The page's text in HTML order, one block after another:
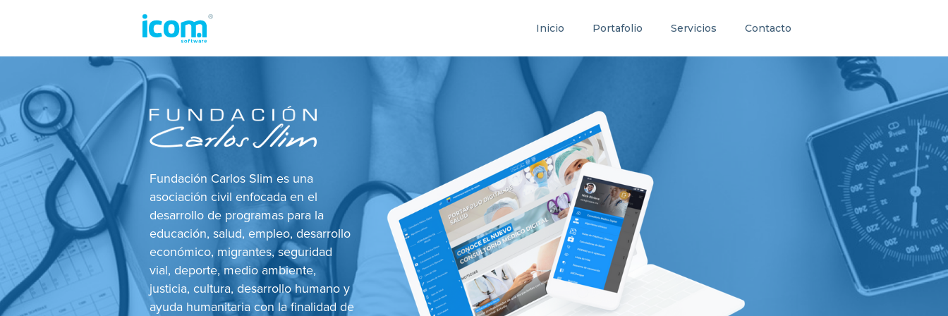
Inicio Portafolio Servicios Contacto
Fundación Carlos Slim es una
asociación civil enfocada en el
desarrollo de programas para la
educación, salud, empleo, desarrollo
económico, migrantes, seguridad
vial, deporte, medio ambiente,
justicia, cultura, desarrollo humano y
ayuda humanitaria con la finalidad de